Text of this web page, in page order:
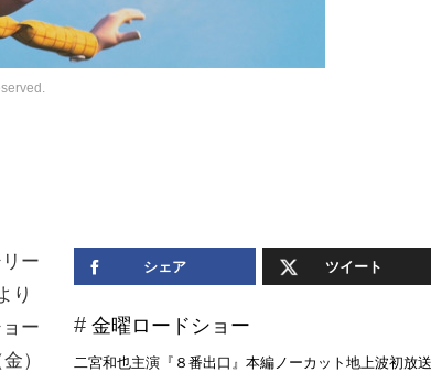
シェア ツイート
金曜ロードショー
二宮和也主演『８番出口』本編ノーカット地上波初放
ー
り
ー
）